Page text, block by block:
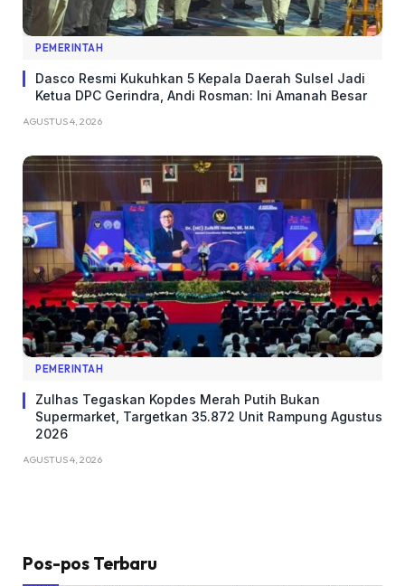
PEMERINTAH
Dasco Resmi Kukuhkan 5 Kepala Daerah Sulsel Jadi
Ketua DPC Gerindra, Andi Rosman: Ini Amanah Besar
AGUSTUS 4, 2026
PEMERINTAH
Zulhas Tegaskan Kopdes Merah Putih Bukan
Supermarket, Targetkan 35.872 Unit Rampung Agustus
2026
AGUSTUS 4, 2026
Pos-pos Terbaru